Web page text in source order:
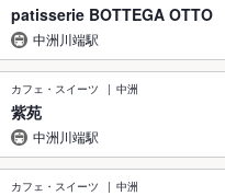
patisserie BOTTEGA OTTO
中洲川端駅
カフェ・スイーツ 中洲
紫苑
中洲川端駅
カフェ・スイーツ 中洲